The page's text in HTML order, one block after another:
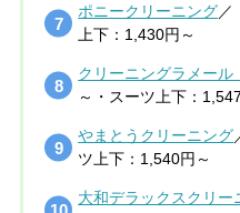
ポニークリーニング／
上下：1,430円～
クリーニングラメール
～・スーツ上下：
やまとうクリーニング
ツ上下：1,540円～
大和デラックスクリー